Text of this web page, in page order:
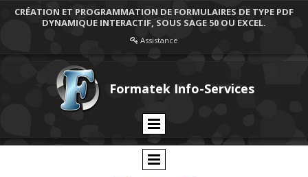
CRÉATION ET PROGRAMMATION DE FORMULAIRES DE TYPE PDF
DYNAMIQUE INTERACTIF, SOUS SAGE 50 OU EXCEL.
Assistance
Formatek Info-Services